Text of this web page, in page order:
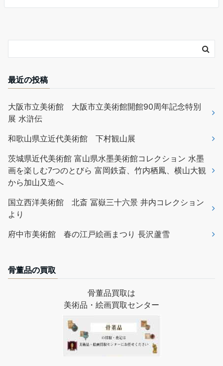
最近の投稿
大阪市立美術館 大阪市立美術館開館90周年記念特別
展 水滸伝
和歌山県立近代美術館 下村観山展
茨城県近代美術館 富山県水墨美術館コレクション 水墨
画を楽しむ7つのとびら 富岡鉄斎、竹内栖鳳、横山大観
から加山又造へ
国立西洋美術館 北斎 冨嶽三十六景 井内コレクション
より
府中市美術館 春の江戸絵画まつり 長沢蘆雪
骨董品の買取
骨董品買取は
美術品・絵画買取センター